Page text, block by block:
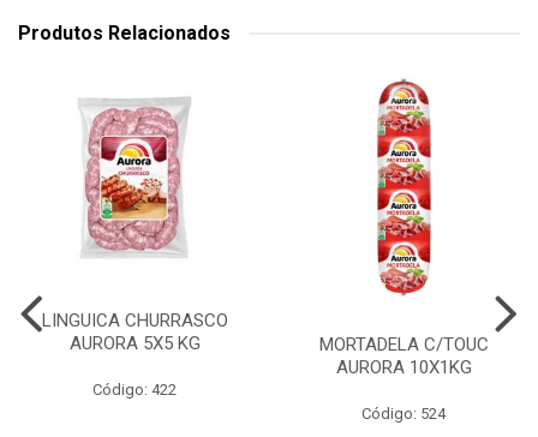
Produtos Relacionados
LINGUICA CHURRASCO
AURORA 5X5 KG
Código: 422
MORTADELA C/TOUC
AURORA 10X1KG
Código: 524